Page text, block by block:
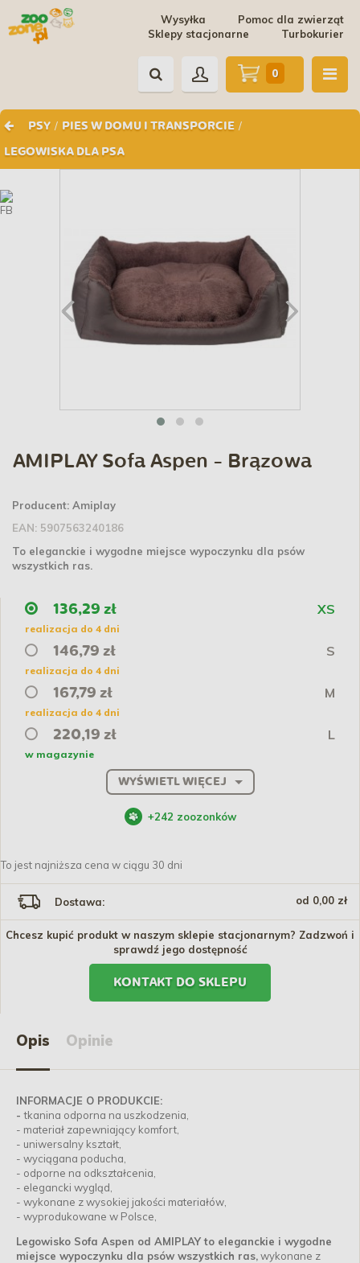
Pomoc dla zwierząt
Wysyłka
Turbokurier
Sklepy stacjonarne
PSY / PIES W DOMU I TRANSPORCIE /
LEGOWISKA DLA PSA
0
AMIPLAY Sofa Aspen - Brązowa
Producent: Amiplay
EAN: 5907563240186
To eleganckie i wygodne miejsce wypoczynku dla psów
wszystkich ras.
136,29 zł XS
realizacja do 4 dni
146,79 zł S
realizacja do 4 dni
167,79 zł M
realizacja do 4 dni
220,19 zł L
w magazynie
WYŚWIETL WIĘCEJ
+242 zoozonków
To jest najniższa cena w ciągu 30 dni
Dostawa: od 0,00 zł
Chcesz kupić produkt w naszym sklepie stacjonarnym? Zadzwoń i
sprawdź jego dostępność
KONTAKT DO SKLEPU
Opis Opinie
INFORMACJE O PRODUKCIE:
-tkanina odporna na uszkodzenia,
- materiał zapewniający komfort,
- uniwersalny kształt,
- wyciągana poducha,
- odporne na odkształcenia,
- elegancki wygląd,
- wykonane z wysokiej jakości materiałów,
- wyprodukowane w Polsce,
Legowisko Sofa Aspen od AMIPLAY to eleganckie i wygodne
miejsce wypoczynku dla psów wszystkich ras,wykonane z